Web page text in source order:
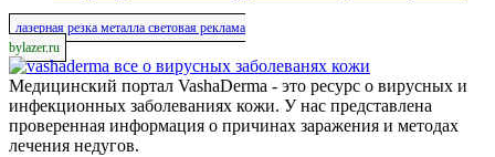
лазерная резка металла световая реклама
bylazer.ru
все о вирусных заболеванях кожи
Медицинский портал VashaDerma - это ресурс о вирусных и
инфекционных заболеваниях кожи. У нас представлена
проверенная информация о причинах заражения и методах
лечения недугов.